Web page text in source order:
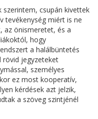
csupán kivettek
tevékenység miért is ne
az önismeretet, és a
hogy
a halálbüntetés
rövid jegyzeteket
személyes
ez most kooperatív,
kérdések azt jelzik,
a szöveg szintjénél